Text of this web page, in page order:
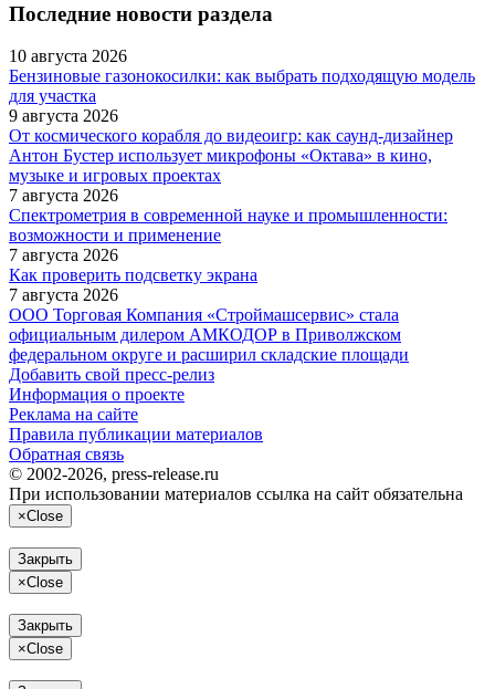
Последние новости раздела
10 августа 2026
Бензиновые газонокосилки: как выбрать подходящую модель
для участка
9 августа 2026
От космического корабля до видеоигр: как саунд-дизайнер
Антон Бустер использует микрофоны «Октава» в кино,
музыке и игровых проектах
7 августа 2026
Спектрометрия в современной науке и промышленности:
возможности и применение
7 августа 2026
Как проверить подсветку экрана
7 августа 2026
ООО Торговая Компания «Строймашсервис» стала
официальным дилером АМКОДОР в Приволжском
федеральном округе и расширил складские площади
Добавить свой пресс-релиз
Информация о проекте
Реклама на сайте
Правила публикации материалов
Обратная связь
© 2002-2026, press-release.ru
При использовании материалов ссылка на сайт обязательна
×Close
Закрыть
×Close
Закрыть
×Close